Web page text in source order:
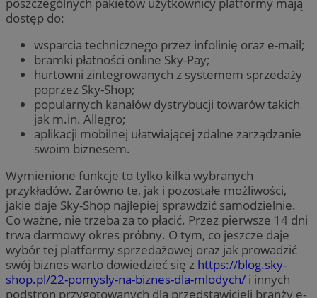
poszczególnych pakietów użytkownicy platformy mają
dostęp do:
wsparcia technicznego przez infolinię oraz e-mail;
bramki płatności online Sky-Pay;
hurtowni zintegrowanych z systemem sprzedaży
poprzez Sky-Shop;
popularnych kanałów dystrybucji towarów takich
jak m.in. Allegro;
aplikacji mobilnej ułatwiającej zdalne zarządzanie
swoim biznesem.
Wymienione funkcje to tylko kilka wybranych
przykładów. Zarówno te, jak i pozostałe możliwości,
jakie daje Sky-Shop najlepiej sprawdzić samodzielnie.
Co ważne, nie trzeba za to płacić. Przez pierwsze 14 dni
trwa darmowy okres próbny. O tym, co jeszcze daje
wybór tej platformy sprzedażowej oraz jak prowadzić
swój biznes warto dowiedzieć się z https://blog.sky-
shop.pl/22-pomysly-na-biznes-dla-mlodych/ i innych
podstron przygotowanych dla przedstawicieli branży e-